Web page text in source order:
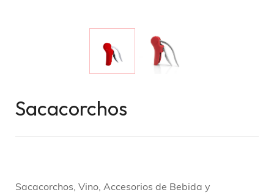
Sacacorchos
Sacacorchos, Vino, Accesorios de Bebida y